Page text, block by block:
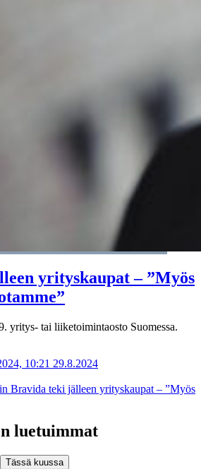
yrityskaupat – ”Myös
yritys- tai liiketoimintaosto Suomessa.
10:21 29.8.2024
Bravida teki jälleen yrityskaupat – ”Myös
luetuimmat
Tässä kuussa